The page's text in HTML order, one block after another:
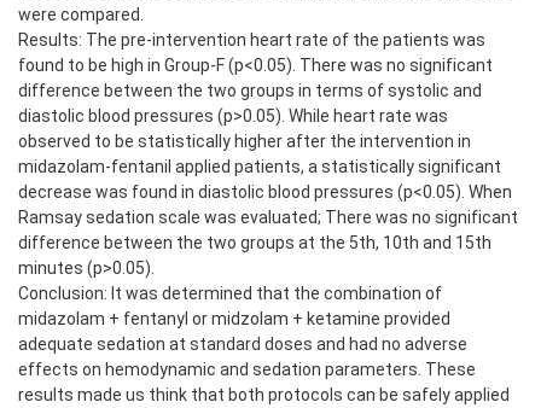
were compared.
Results: The pre-intervention heart rate of the patients was
found to be high in Group-F (p<0.05). There was no significant
difference between the two groups in terms of systolic and
diastolic blood pressures (p>0.05). While heart rate was
observed to be statistically higher after the intervention in
midazolam-fentanil applied patients, a statistically significant
decrease was found in diastolic blood pressures (p<0.05). When
Ramsay sedation scale was evaluated; There was no significant
difference between the two groups at the 5th, 10th and 15th
minutes (p>0.05).
Conclusion: It was determined that the combination of
midazolam + fentanyl or midzolam + ketamine provided
adequate sedation at standard doses and had no adverse
effects on hemodynamic and sedation parameters. These
results made us think that both protocols can be safely applied